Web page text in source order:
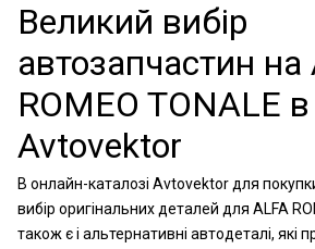
Великий вибір
автозапчастин на
ROMEO TONALE в
Avtovektor
В онлайн-каталозі Avtovektor для
вибір оригінальних деталей для ALFA
також є і альтернативні автодеталі, які